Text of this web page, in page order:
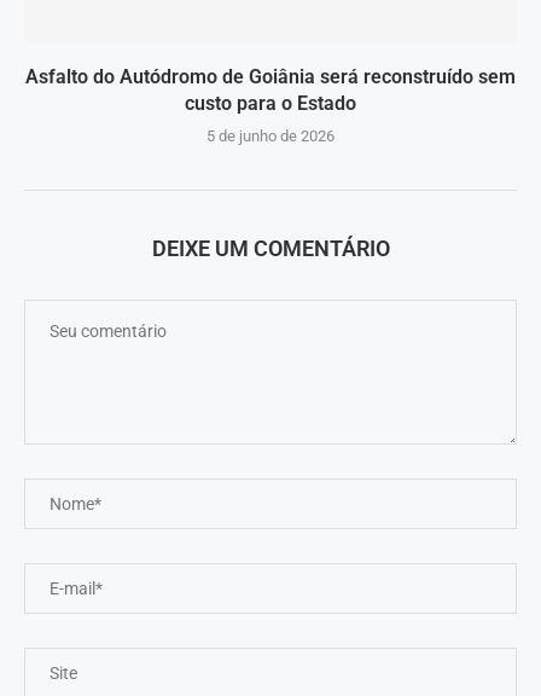
Asfalto do Autódromo de Goiânia será reconstruído sem
custo para o Estado
5 de junho de 2026
DEIXE UM COMENTÁRIO